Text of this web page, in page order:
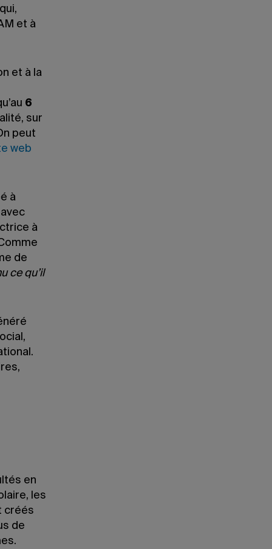
et à
et à la
6
sur
peut
web
à
à
de
ce qu’il
en
les
créés
de